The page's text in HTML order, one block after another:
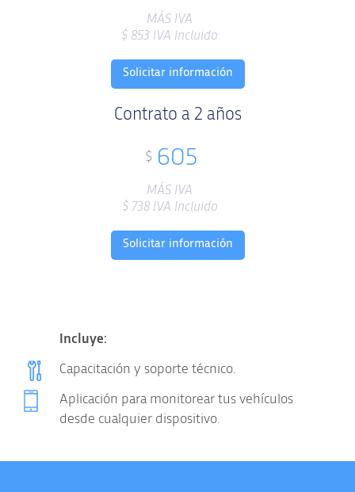
MÁS IVA
$ 853 IVA Incluido
Solicitar información
Contrato a 2 años
$ 605
MÁS IVA
$ 738IVA Incluido
Solicitar información
Incluye:
Capacitación y soporte técnico.
Aplicación para monitorear tus vehículos
desde cualquier dispositivo.